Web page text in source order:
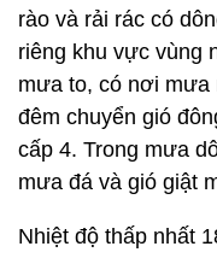
rào và rải rác có
riêng khu vực vùng
mưa to, có nơi mưa
đêm chuyển gió
cấp 4. Trong mưa
mưa đá và gió giật
Nhiệt độ thấp nhất